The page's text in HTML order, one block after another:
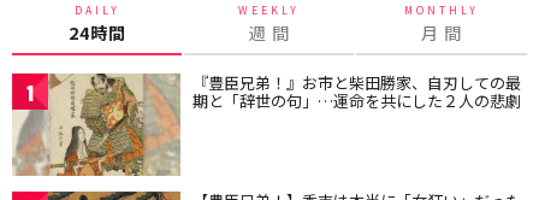
DAILY
24時間
WEEKLY
週 間
MONTHLY
月 間
1 『豊臣兄弟！』お市と柴田勝家、自刃しての最
期と「辞世の句」…運命を共にした２人の悲劇